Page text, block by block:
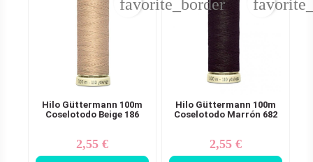
Hilo Güttermann 100m
Coselotodo Beige 186
Precio
2,55 €
favorite_border
Hilo Güttermann 100m
Coselotodo Marrón 682
Precio
2,55 €